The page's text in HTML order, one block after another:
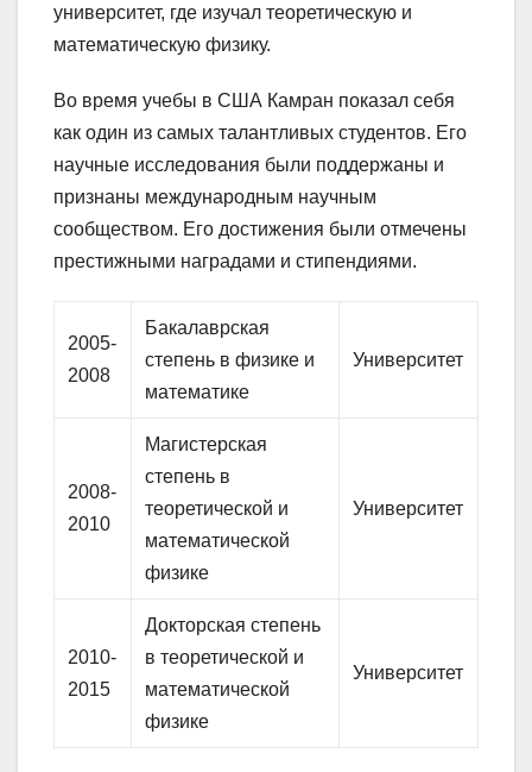
университет, где изучал теоретическую и
математическую физику.
Во время учебы в США Камран показал себя
как один из самых талантливых студентов. Его
научные исследования были поддержаны и
признаны международным научным
сообществом. Его достижения были отмечены
престижными наградами и стипендиями.
2005-
2008
Бакалаврская
степень в физике и
математике
Университет
2008-
2010
Магистерская
степень в
теоретической и
математической
физике
Университет
2010-
2015
Докторская степень
в теоретической и
математической
физике
Университет